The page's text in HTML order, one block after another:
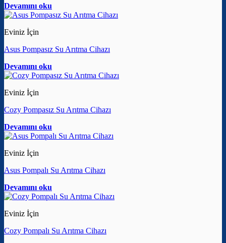
Devamını oku
Eviniz İçin
Asus Pompasız Su Arıtma Cihazı
Devamını oku
Eviniz İçin
Cozy Pompasız Su Arıtma Cihazı
Devamını oku
Eviniz İçin
Asus Pompalı Su Arıtma Cihazı
Devamını oku
Eviniz İçin
Cozy Pompalı Su Arıtma Cihazı